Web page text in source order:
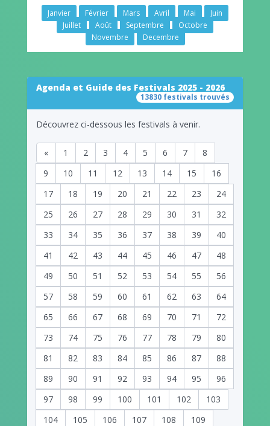
Janvier Février Mars Avril Mai
Juin
Juillet
Août Septembre
Octobre
Novembre
Decembre
Agenda et Guide des Festivals 2025 - 2026
13830 festivals trouvés
Découvrez ci-dessous les festivals à venir.
« 1 2 3 4 5 6 7
8
9
10 11 12 13 14 15
16
17
18 19 20 21 22 23
24
25
26 27 28 29 30 31
32
33
34 35 36 37 38 39
40
41
42 43 44 45 46 47
48
49
50 51 52 53 54 55
56
57
58 59 60 61 62 63
64
65
66 67 68 69 70 71
72
73
74 75 76 77 78 79
80
81
82 83 84 85 86 87
88
89
90 91 92 93 94 95
96
97
98 99 100 101 102
103
104
105 106 107 108
109